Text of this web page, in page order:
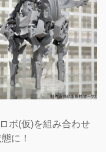
ボ(仮)を組み合わせ
に！